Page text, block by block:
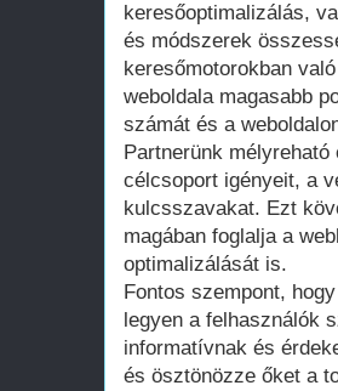
keresőoptimalizálás,
és módszerek
keresőmotorokban
weboldala magasabb
számát és a
Partnerünk
célcsoport igényeit, a
kulcsszavakat. Ezt
magában foglalja a
optimalizálását is.
Fontos szempont,
legyen a felhasználók
informatívnak és
és ösztönözze őket a